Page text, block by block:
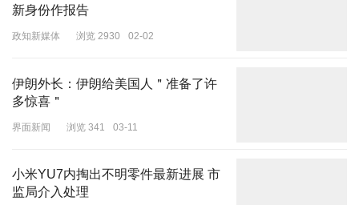
香港，所以趁着元旦小长假，应该是带郭碧婷和孩子出来游玩。
论区留言问小推车啥牌子？不得不说，网友的关注点真的很奇特呀！
新身份作报告
政知新媒体 浏览 2930 02-02
伊朗外长：伊朗给美国人＂准备了许
多惊喜＂
界面新闻 浏览 341 03-11
小米YU7内掏出不明零件最新进展 市
监局介入处理